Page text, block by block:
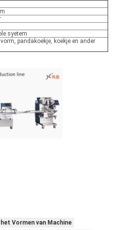
syetem
pandakoekje, koekje en ander
Vormen van Machine